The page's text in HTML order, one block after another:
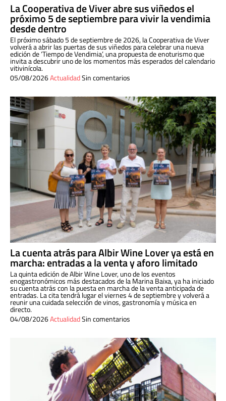
La Cooperativa de Viver abre sus viñedos el
próximo 5 de septiembre para vivir la vendimia
desde dentro
El próximo sábado 5 de septiembre de 2026, la Cooperativa de Viver
volverá a abrir las puertas de sus viñedos para celebrar una nueva
edición de ‘Tiempo de Vendimia’, una propuesta de enoturismo que
invita a descubrir uno de los momentos más esperados del calendario
vitivinícola.
05/08/2026ActualidadSin comentarios
La cuenta atrás para Albir Wine Lover ya está en
marcha: entradas a la venta y aforo limitado
La quinta edición de Albir Wine Lover, uno de los eventos
enogastronómicos más destacados de la Marina Baixa, ya ha iniciado
su cuenta atrás con la puesta en marcha de la venta anticipada de
entradas. La cita tendrá lugar el viernes 4 de septiembre y volverá a
reunir una cuidada selección de vinos, gastronomía y música en
directo.
04/08/2026ActualidadSin comentarios